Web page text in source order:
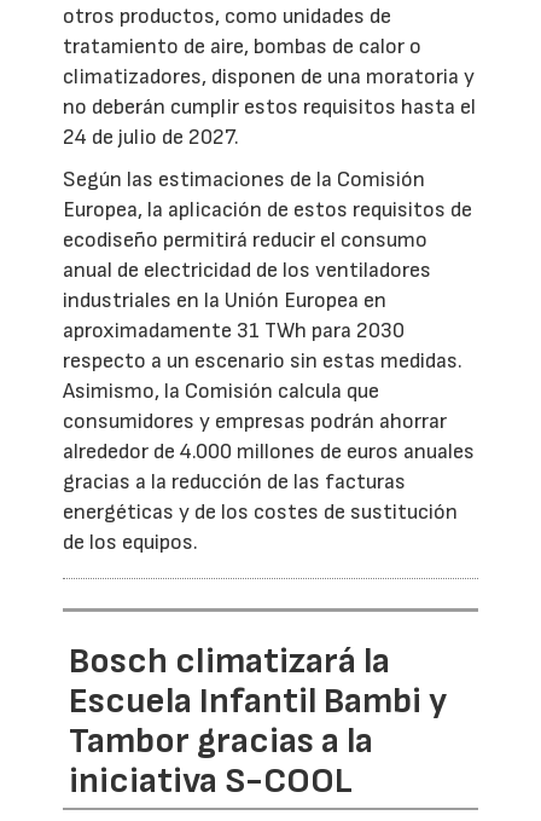
otros productos, como unidades de
tratamiento de aire, bombas de calor o
climatizadores, disponen de una moratoria y
no deberán cumplir estos requisitos hasta el
24 de julio de 2027.
Según las estimaciones de la Comisión
Europea, la aplicación de estos requisitos de
ecodiseño permitirá reducir el consumo
anual de electricidad de los ventiladores
industriales en la Unión Europea en
aproximadamente 31 TWh para 2030
respecto a un escenario sin estas medidas.
Asimismo, la Comisión calcula que
consumidores y empresas podrán ahorrar
alrededor de 4.000 millones de euros anuales
gracias a la reducción de las facturas
energéticas y de los costes de sustitución
de los equipos.
Bosch climatizará la
Escuela Infantil Bambi y
Tambor gracias a la
iniciativa S-COOL